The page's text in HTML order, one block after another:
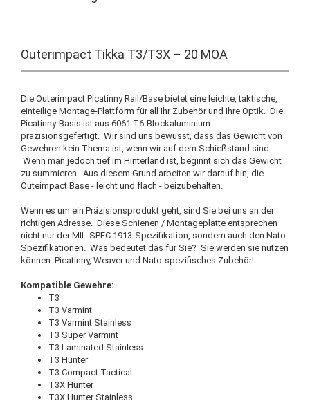
Outerimpact Tikka T3/T3X – 20 MOA
Die Outerimpact Picatinny Rail/Base bietet eine leichte, taktische,
einteilige Montage-Plattform für all Ihr Zubehör und Ihre Optik. Die
Picatinny-Basis ist aus 6061 T6-Blockaluminium
präzisionsgefertigt. Wir sind uns bewusst, dass das Gewicht von
Gewehren kein Thema ist, wenn wir auf dem Schießstand sind.
Wenn man jedoch tief im Hinterland ist, beginnt sich das Gewicht
zu summieren. Aus diesem Grund arbeiten wir darauf hin, die
Outeimpact Base - leicht und flach - beizubehalten.
Wenn es um ein Präzisionsprodukt geht, sind Sie bei uns an der
richtigen Adresse. Diese Schienen / Montageplatte entsprechen
nicht nur der MIL-SPEC 1913-Spezifikation, sondern auch den Nato-
Spezifikationen. Was bedeutet das für Sie? Sie werden sie nutzen
können: Picatinny, Weaver und Nato-spezifisches Zubehör!
Kompatible Gewehre:
T3
T3 Varmint
T3 Varmint Stainless
T3 Super Varmint
T3 Laminated Stainless
T3 Hunter
T3 Compact Tactical
T3X Hunter
T3X Hunter Stainless